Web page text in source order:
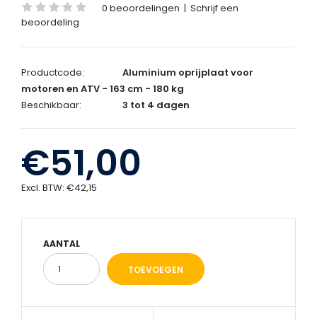
0 beoordelingen | Schrijf een
beoordeling
Productcode:
Aluminium oprijplaat voor
motoren en ATV - 163 cm - 180 kg
Beschikbaar:
3 tot 4 dagen
€51,00
Excl. BTW: €42,15
AANTAL